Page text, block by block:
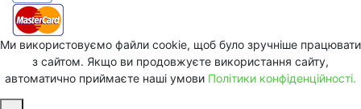
Ми використовуємо файли cookie, щоб було зручніше працювати
з сайтом. Якщо ви продовжуєте використання сайту,
автоматично приймаєте наші умови Політики конфіденційності.